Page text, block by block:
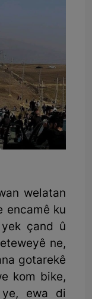
welatan
encamê ku
çand û
ne,
gotarekê
kom bike,
ewa di